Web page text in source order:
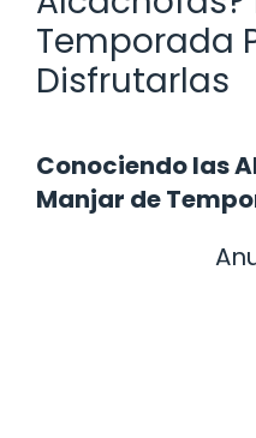
Temporada
Disfrutarlas
Conociendo las
Manjar de